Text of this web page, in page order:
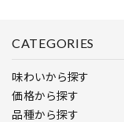
CATEGORIES
味わいから探す
価格から探す
品種から探す